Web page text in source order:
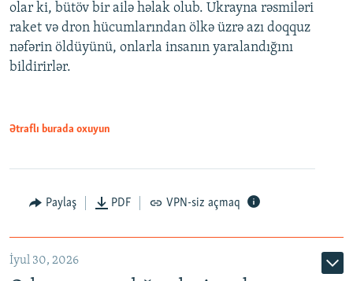
olar ki, bütöv bir ailə həlak olub. Ukrayna rəsmiləri
raket və dron hücumlarından ölkə üzrə azı doqquz
nəfərin öldüyünü, onlarla insanın yaralandığını
bildirirlər.
Ətraflı burada oxuyun
Paylaş PDF VPN-siz açmaq
İyul 30, 2026